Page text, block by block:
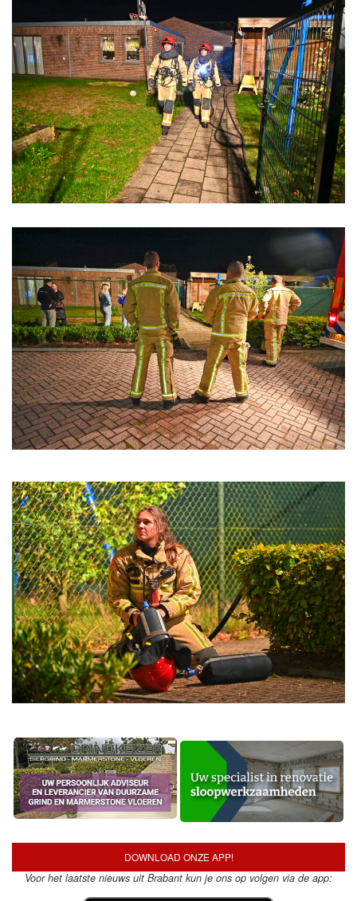
DOWNLOAD ONZE APP!
Voor het laatste nieuws uit Brabant kun je ons op volgen via de app: